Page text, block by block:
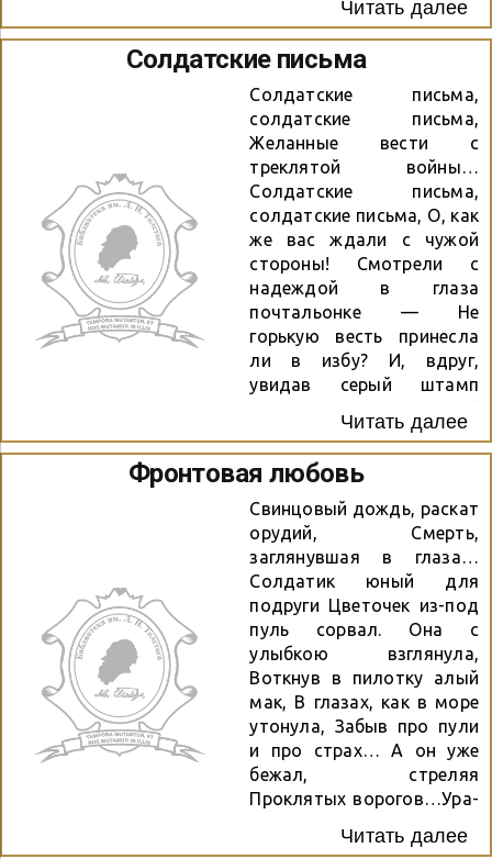
друга ждать. Поставил
жизнь свою на кон –
Танкист умелый и
отважный, Когда на мину
танк однажды… В живых
остался только он. Боль.
Чернота. Забвенье. Муки…
Вернули к жизни паренька
Сестрички ласковые руки.
Вся жизнь отца –
передовая… В начале –
фронт, потом – забой…
Его я часто вспоминаю…
Как...
Читать далее
Солдатские письма
Солдатские письма,
солдатские письма,
Желанные вести с
треклятой войны…
Солдатские письма,
солдатские письма, О, как
же вас ждали с чужой
стороны! Смотрели с
надеждой в глаза
почтальонке — Не
горькую весть принесла
ли в избу? И, вдруг,
увидав серый штамп
рукой утирали слезу… В
одном доме — радость, в
другом доме — горе…
Здесь — выжил, но ранен,
там — геройски погиб. И
реки страданий, а горечи
— море… И ждать, вот
уж, кажется, больше нет
сил. Солдатские письма,
солдатские письма,
Читали всем миром по
тысячу раз… В них боль и
надежда, стремление к
жизни, Проклятья врагу,
боль...
Читать далее
Фронтовая любовь
Свинцовый дождь, раскат
орудий, Смерть,
заглянувшая в глаза…
Солдатик юный для
подруги Цветочек из-под
пуль сорвал. Она с
улыбкою взглянула,
Воткнув в пилотку алый
мак, В глазах, как в море
утонула, Забыв про пули
и про страх… А он уже
бежал, стреляя
Проклятых ворогов…Ура-
не зная — Она его всю
Читать далее